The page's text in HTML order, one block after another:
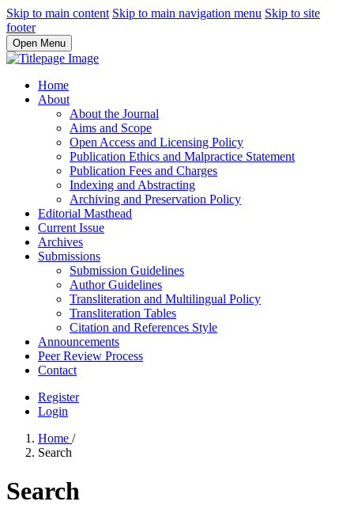
Skip to main content Skip to main navigation menu Skip to site
footer
Open Menu
Home
About
About the Journal
Aims and Scope
Open Access and Licensing Policy
Publication Ethics and Malpractice Statement
Publication Fees and Charges
Indexing and Abstracting
Archiving and Preservation Policy
Editorial Masthead
Current Issue
Archives
Submissions
Submission Guidelines
Author Guidelines
Transliteration and Multilingual Policy
Transliteration Tables
Citation and References Style
Announcements
Peer Review Process
Contact
Register
Login
Home /
Search
Search